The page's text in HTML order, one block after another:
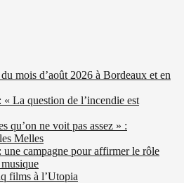
mois d’août 2026 à Bordeaux et en
La question de l’incendie est
qu’on ne voit pas assez » :
Melles
une campagne pour affirmer le rôle
films à l’Utopia